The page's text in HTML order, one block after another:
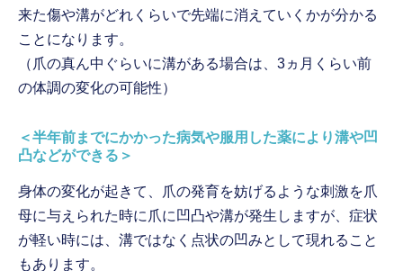
来た傷や溝がどれくらいで先端に消えていくかが分かる
ことになります。
（爪の真ん中ぐらいに溝がある場合は、3ヵ月くらい前
の体調の変化の可能性）
＜半年前までにかかった病気や服用した薬により溝や凹
凸などができる＞
身体の変化が起きて、爪の発育を妨げるような刺激を爪
母に与えられた時に爪に凹凸や溝が発生しますが、症状
が軽い時には、溝ではなく点状の凹みとして現れること
もあります。